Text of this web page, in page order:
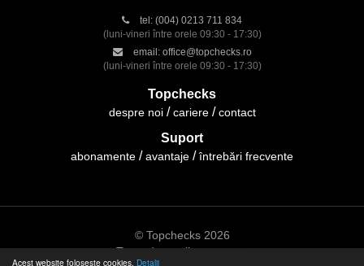
Acest website folosește cookies. Detalii
tel: (004) 0213 711 834
(luni-vineri între orele 09:30 - 17:30)
email: office@topchecks.ro
(luni-vineri între orele 09:30 - 17:30)
Topchecks
despre noi cariere contact
Suport
abonamente avantaje întrebări frecvente
© Topchecks 2026
Toate drepturile rezervate